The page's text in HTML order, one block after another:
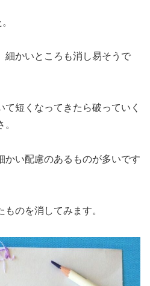
細かいところも消し易そうで
短くなってきたら破っていく
かい配慮のあるものが多いです
のを消してみます。